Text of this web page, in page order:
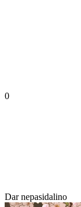
0
Dar nepasidalino